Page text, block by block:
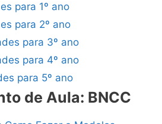
para 1º ano
para 2º ano
para 3º ano
para 4º ano
para 5º ano
de Aula: BNCC